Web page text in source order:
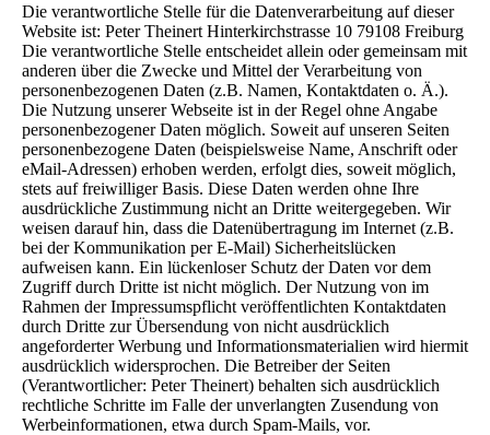
Die verantwortliche Stelle für die Datenverarbeitung auf dieser
Website ist: Peter Theinert Hinterkirchstrasse 10 79108 Freiburg
Die verantwortliche Stelle entscheidet allein oder gemeinsam mit
anderen über die Zwecke und Mittel der Verarbeitung von
personenbezogenen Daten (z.B. Namen, Kontaktdaten o. Ä.).
Die Nutzung unserer Webseite ist in der Regel ohne Angabe
personenbezogener Daten möglich. Soweit auf unseren Seiten
personenbezogene Daten (beispielsweise Name, Anschrift oder
eMail-Adressen) erhoben werden, erfolgt dies, soweit möglich,
stets auf freiwilliger Basis. Diese Daten werden ohne Ihre
ausdrückliche Zustimmung nicht an Dritte weitergegeben. Wir
weisen darauf hin, dass die Datenübertragung im Internet (z.B.
bei der Kommunikation per E-Mail) Sicherheitslücken
aufweisen kann. Ein lückenloser Schutz der Daten vor dem
Zugriff durch Dritte ist nicht möglich. Der Nutzung von im
Rahmen der Impressumspflicht veröffentlichten Kontaktdaten
durch Dritte zur Übersendung von nicht ausdrücklich
angeforderter Werbung und Informationsmaterialien wird hiermit
ausdrücklich widersprochen. Die Betreiber der Seiten
(Verantwortlicher: Peter Theinert) behalten sich ausdrücklich
rechtliche Schritte im Falle der unverlangten Zusendung von
Werbeinformationen, etwa durch Spam-Mails, vor.